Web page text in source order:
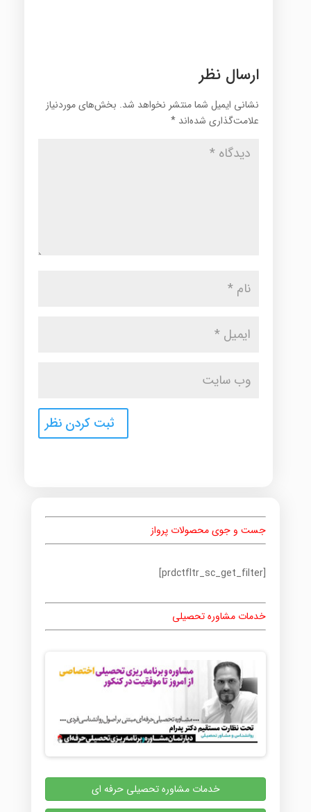
ارسال نظر
نشانی ایمیل شما منتشر نخواهد شد. بخش‌های موردنیاز
علامت‌گذاری شده‌اند *
جست و جوی محصولات پرواز
[prdctfltr_sc_get_filter]
خدمات مشاوره تحصیلی
خدمات مشاوره تحصیلی حرفه ای